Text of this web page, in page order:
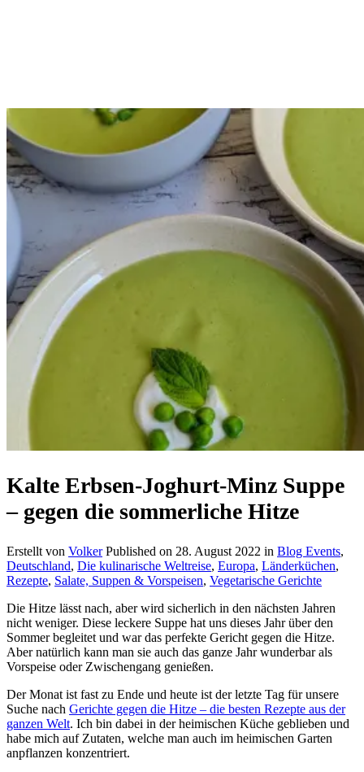
Kalte Erbsen-Joghurt-Minz Suppe
– gegen die sommerliche Hitze
Erstellt von Volker Published on 28. August 2022 in Blog Events,
Deutschland, Die kulinarische Weltreise, Europa, Länderküchen,
Rezepte, Salate, Suppen & Vorspeisen, Vegetarische Gerichte
Die Hitze lässt nach, aber wird sicherlich in den nächsten Jahren
nicht weniger. Diese leckere Suppe hat uns dieses Jahr über den
Sommer begleitet und war das perfekte Gericht gegen die Hitze.
Aber natürlich kann man sie auch das ganze Jahr wunderbar als
Vorspeise oder Zwischengang genießen.
Der Monat ist fast zu Ende und heute ist der letzte Tag für unsere
Suche nach Gerichte gegen die Hitze – die besten Rezepte aus der
ganzen Welt. Ich bin dabei in der heimischen Küche geblieben und
habe mich auf Zutaten, welche man auch im heimischen Garten
anpflanzen konzentriert.